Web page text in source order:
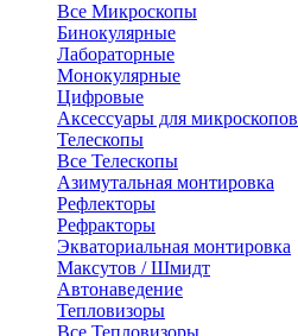
Все Микроскопы
Бинокулярные
Лабораторные
Монокулярные
Цифровые
Аксессуары для микроскопов
Телескопы
Все Телескопы
Азимутальная монтировка
Рефлекторы
Рефракторы
Экваториальная монтировка
Максутов / Шмидт
Автонаведение
Тепловизоры
Все Тепловизоры